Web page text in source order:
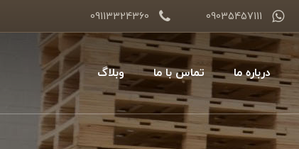
09035457111
09113324360
درباره ما تماس با ما وبلاگ